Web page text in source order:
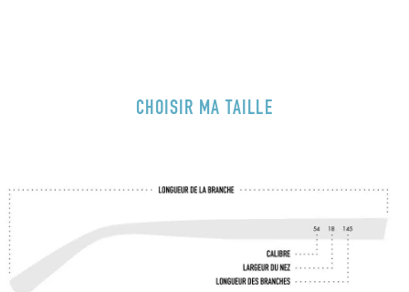
CHOISIR MA TAILLE